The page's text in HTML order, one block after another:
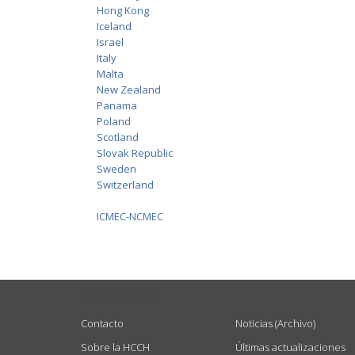
Hong Kong
Iceland
Israel
Italy
Malta
New Zealand
Panama
Poland
Scotland
Slovak Republic
Sweden
Switzerland
ICMEC-NCMEC
Contacto
Sobre la HCCH
Noticias (Archivo)
Últimas actualizaciones